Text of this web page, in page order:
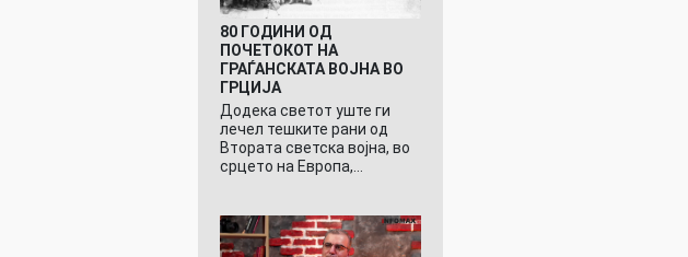
80 ГОДИНИ ОД
ПОЧЕТОКОТ НА
ГРАЃАНСКАТА ВОЈНА ВО
ГРЦИЈА
Додека светот уште ги
лечел тешките рани од
Втората светска војна, во
срцето на Европа,…